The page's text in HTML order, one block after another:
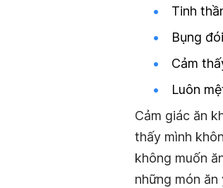
Tinh
Bụng
Cảm
Luôn
Cảm giác ăn
thấy mình
không muốn
những món